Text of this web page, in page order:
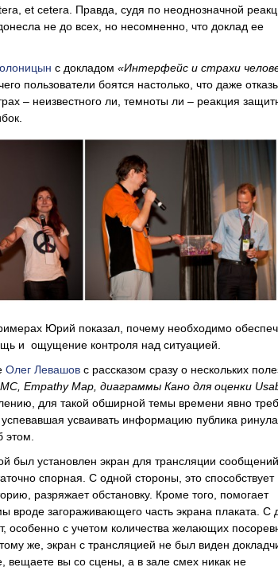
et cetera. Правда, судя по неоднозначной
не до всех, но несомненно, что доклад ее
с докладом «Интерфейс и страхи
пользователи боятся настолько, что даже
– неизвестного ли, темноты ли – реакция
Юрий показал, почему необходимо
и ощущение контроля над ситуацией.
Олег Левашов с рассказом сразу о нескольких
Empathy Map, диаграммы Кано для оценки
для такой обширной темы времени явно
усваивать информацию публика
этом.
был установлен экран для трансляции
спорная. С одной стороны, это способствует
разряжает обстановку. Кроме того, помогает
вроде загораживающего часть экрана плаката. С
особенно с учетом количества желающих
же, экран с трансляцией не был виден
вещаете вы со сцены, а в зале смех никак не